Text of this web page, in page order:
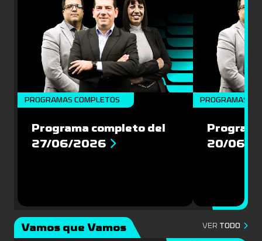
PROGRAMAS COMPLETOS
Programa completo del
27/06/2026
PROGRAMAS
20/06/
Vamos que Vamos VER TODO